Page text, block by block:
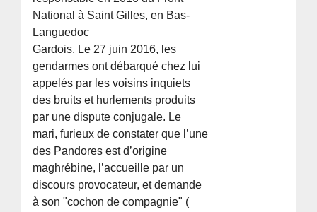
National à Saint Gilles, en Bas-
Languedoc
Gardois. Le 27 juin 2016, les
gendarmes ont débarqué chez lui
appelés par les voisins inquiets
des bruits et hurlements produits
par une dispute conjugale. Le
mari, furieux de constater que l’une
des Pandores est d’origine
maghrébine, l’accueille par un
discours provocateur, et demande
à son "cochon de compagnie" (